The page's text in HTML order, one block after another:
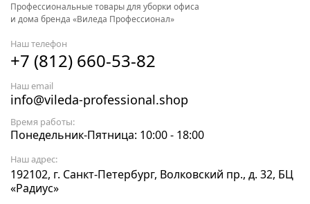
Профессиональные товары для уборки офиса
и дома бренда «Виледа Профессионал»
Наш телефон
+7 (812) 660-53-82
Наш email
info@vileda-professional.shop
Время работы:
Понедельник-Пятница: 10:00 - 18:00
Наш адрес:
192102, г. Санкт-Петербург, Волковский пр., д. 32, БЦ
«Радиус»